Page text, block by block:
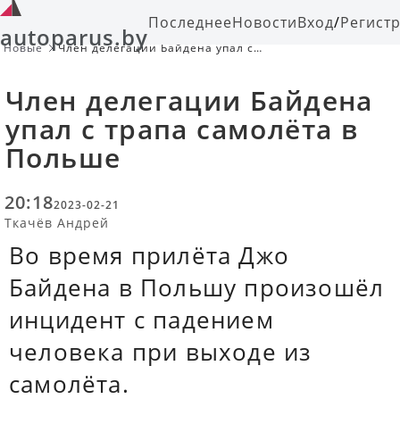
autoparus.byПоследнееНовостиВход/
Новые
Член делегации Байдена упал с
Член делегации Байдена
упал с трапа самолёта в
Польше
20:182023-02-21
Ткачёв Андрей
Во время прилёта Джо
Байдена в Польшу произошёл
инцидент с падением
человека при выходе из
самолёта.